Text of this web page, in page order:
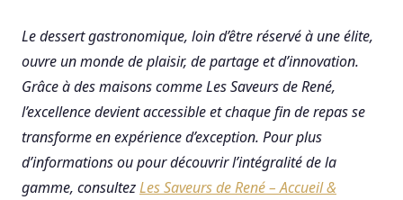
Le dessert gastronomique, loin d’être réservé à une élite,
ouvre un monde de plaisir, de partage et d’innovation.
Grâce à des maisons comme Les Saveurs de René,
l’excellence devient accessible et chaque fin de repas se
transforme en expérience d’exception. Pour plus
d’informations ou pour découvrir l’intégralité de la
gamme, consultezLes Saveurs de René – Accueil &